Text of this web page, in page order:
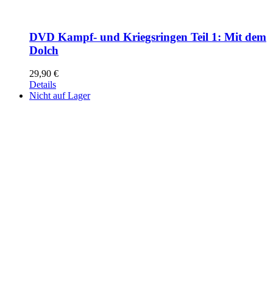
DVD Kampf- und Kriegsringen Teil 1: Mit dem
Dolch
29,90 €
Details
Nicht auf Lager